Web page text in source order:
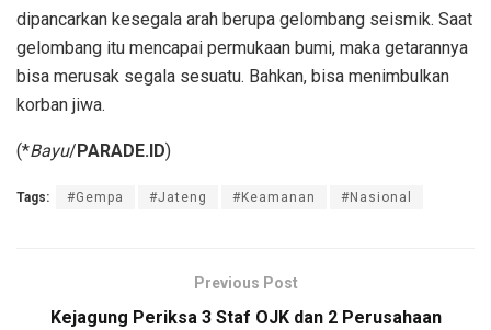
dipancarkan kesegala arah berupa gelombang seismik. Saat
gelombang itu mencapai permukaan bumi, maka getarannya
bisa merusak segala sesuatu. Bahkan, bisa menimbulkan
korban jiwa.
(*Bayu/ PARADE.ID)
Tags: #Gempa #Jateng #Keamanan #Nasional
Previous Post
Kejagung Periksa 3 Staf OJK dan 2 Perusahaan